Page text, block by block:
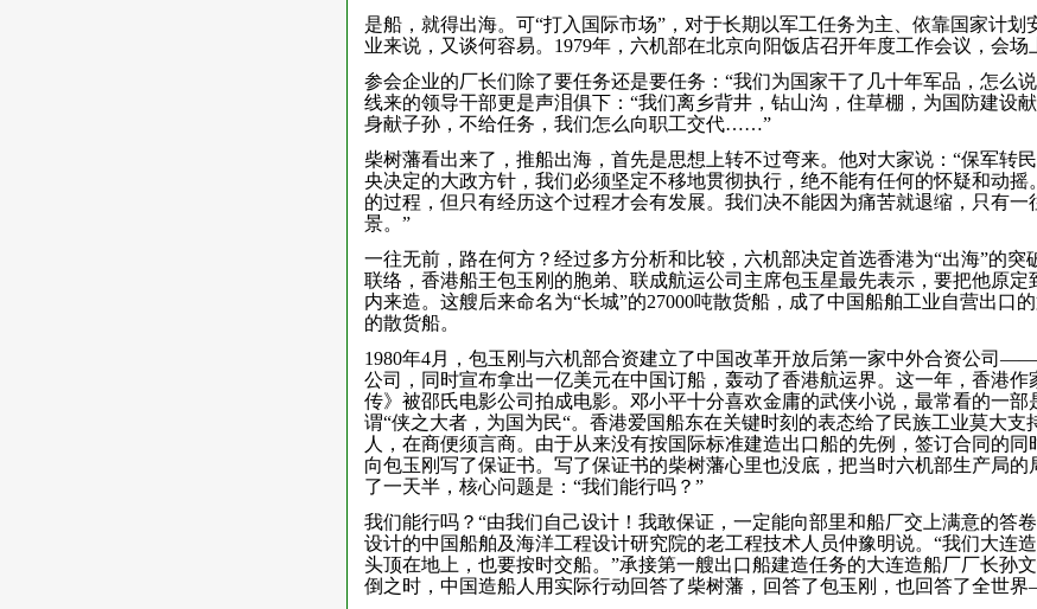
是船，就得出海。可“打入国际市场”，对于长期以军工任务为主、依靠国家计划
业来说，又谈何容易。1979年，六机部在北京向阳饭店召开年度工作会议，会场
参会企业的厂长们除了要任务还是要任务：“我们为国家干了几十年军品，怎么
线来的领导干部更是声泪俱下：“我们离乡背井，钻山沟，住草棚，为国防建设
身献子孙，不给任务，我们怎么向职工交代……”
柴树藩看出来了，推船出海，首先是思想上转不过弯来。他对大家说：“保军转
央决定的大政方针，我们必须坚定不移地贯彻执行，绝不能有任何的怀疑和动摇
的过程，但只有经历这个过程才会有发展。我们决不能因为痛苦就退缩，只有一
景。”
一往无前，路在何方？经过多方分析和比较，六机部决定首选香港为“出海”的突
联络，香港船王包玉刚的胞弟、联成航运公司主席包玉星最先表示，要把他原定
内来造。这艘后来命名为“长城”的27000吨散货船，成了中国船舶工业自营出口
的散货船。
1980年4月，包玉刚与六机部合资建立了中国改革开放后第一家中外合资公司
公司，同时宣布拿出一亿美元在中国订船，轰动了香港航运界。这一年，香港作
传》被邵氏电影公司拍成电影。邓小平十分喜欢金庸的武侠小说，最常看的一部
谓“侠之大者，为国为民“。香港爱国船东在关键时刻的表态给了民族工业莫大支
人，在商便须言商。由于从来没有按国际标准建造出口船的先例，签订合同的同
向包玉刚写了保证书。写了保证书的柴树藩心里也没底，把当时六机部生产局的
了一天半，核心问题是：“我们能行吗？”
我们能行吗？“由我们自己设计！我敢保证，一定能向部里和船厂交上满意的答
设计的中国船舶及海洋工程设计研究院的老工程技术人员仲豫明说。“我们大连
头顶在地上，也要按时交船。”承接第一艘出口船建造任务的大连造船厂厂长孙
倒之时，中国造船人用实际行动回答了柴树藩，回答了包玉刚，也回答了全世